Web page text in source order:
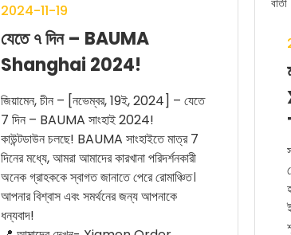
2024-11-19
যেতে ৭ দিন – BAUMA
Shanghai 2024!
জিয়ামেন, চীন – [নভেম্বর, 19ই, 2024] – যেতে
7 দিন – BAUMA সাংহাই 2024!
কাউন্টডাউন চলছে! BAUMA সাংহাইতে মাত্র 7
দিনের মধ্যে, আমরা আমাদের কারখানা পরিদর্শনকারী
অনেক গ্রাহককে স্বাগত জানাতে পেরে রোমাঞ্চিত।
আপনার বিশ্বাস এবং সমর্থনের জন্য আপনাকে
ধন্যবাদ!